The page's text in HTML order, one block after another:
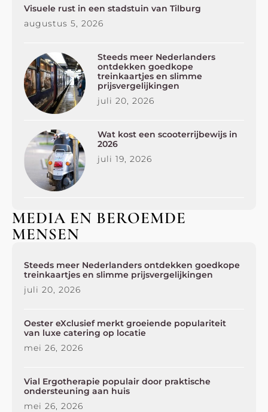
Visuele rust in een stadstuin van Tilburg
augustus 5, 2026
Steeds meer Nederlanders
ontdekken goedkope
treinkaartjes en slimme
prijsvergelijkingen
juli 20, 2026
Wat kost een scooterrijbewijs in
2026
juli 19, 2026
MEDIA EN BEROEMDE
MENSEN
Steeds meer Nederlanders ontdekken goedkope
treinkaartjes en slimme prijsvergelijkingen
juli 20, 2026
Oester eXclusief merkt groeiende populariteit
van luxe catering op locatie
mei 26, 2026
Vial Ergotherapie populair door praktische
ondersteuning aan huis
mei 26, 2026